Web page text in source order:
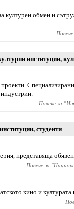
културен обмен и
институции,
индустрии.
Повече за "
, студенти
представяща
Повече за "
кино и